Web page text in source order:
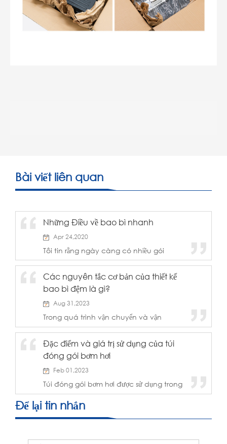
Bài viết liên quan
Những Điều về bao bì nhanh
Apr 24,2020
Tôi tin rằng ngày càng có nhiều gói
chuyển phát nhanh sẽ không gặp vấn đề
bao bì. Bây Giờ hầu hết các thương
nhân và nhà kho vận chuyển đều rất coi
trọng sản phẩm...
Các nguyên tắc cơ bản của thiết kế
bao bì đệm là gì?
Aug 31,2023
Trong quá trình vận chuyển và vận
chuyển ngày nay, bao bì đệm đóng một
phẩm khỏi bị sốc, rung, đùn và các hư
hỏng bên ngoài khác. Điều này đảm
Đặc điểm và giá trị sử dụng của túi
đóng gói bơm hơi
Feb 01,2023
Túi đóng gói bơm hơi được sử dụng trong
việc vận chuyển nhiều hàng hóa, bởi vì
trong hầu hết các trường hợp, những loại
khí đó có thể làm chậm và đệm hàng
hóa. Hôm nay chúng ta sẽ xem xét việc
Để lại tin nhắn